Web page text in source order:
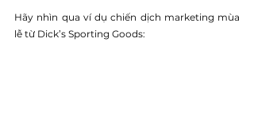
Hãy nhìn qua ví dụ chiến dịch marketing mùa
lễ từ Dick’s Sporting Goods: